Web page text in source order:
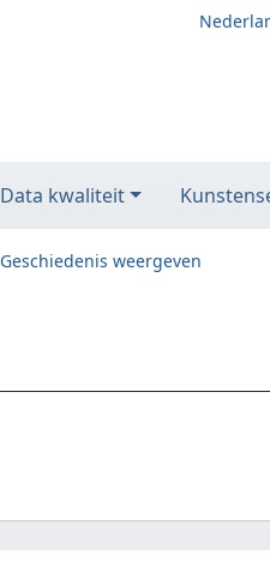
Data kwaliteit
Geschiedenis weergeven